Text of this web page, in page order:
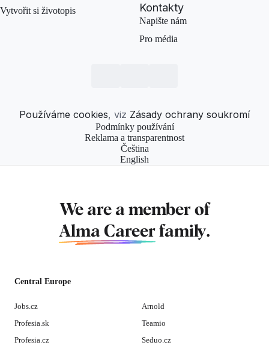
Vytvořit si životopis
Kontakty
Napište nám
Pro média
Používáme cookies, viz Zásady ochrany soukromí
Podmínky používání
Reklama a transparentnost
Čeština
English
We are a member of
Alma Career family.
Central Europe
Jobs.cz
Profesia.sk
Profesia.cz
Arnold
Teamio
Seduo.cz